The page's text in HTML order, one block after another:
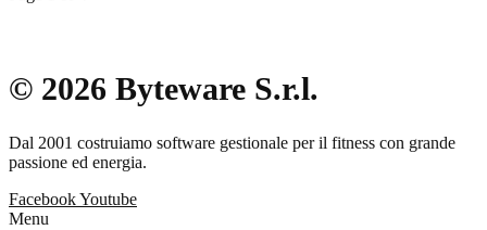
© 2026 Byteware S.r.l.
Dal 2001 costruiamo software gestionale per il fitness con grande
passione ed energia.
FacebookYoutube
Menu